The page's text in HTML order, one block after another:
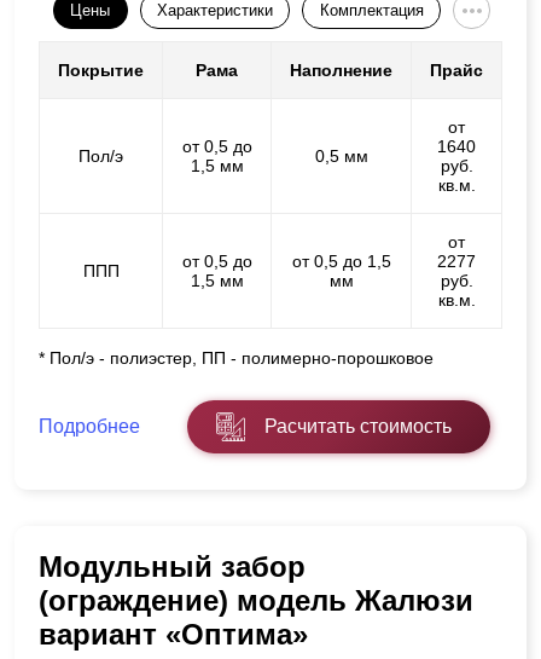
Цены Характеристики Комплектация
Покрытие Рама Наполнение Прайс
Пол/э
от 0,5 до
1,5 мм
0,5 мм
от
1640
руб.
кв.м.
ППП
от 0,5 до
1,5 мм
от 0,5 до 1,5
мм
от
2277
руб.
кв.м.
* Пол/э - полиэстер, ПП - полимерно-порошковое
Подробнее Расчитать стоимость
Модульный забор
(ограждение) модель Жалюзи
вариант «Оптима»